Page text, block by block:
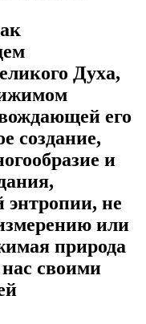
Духа,
его
создание,
и
энтропии, не
или
природа
своими